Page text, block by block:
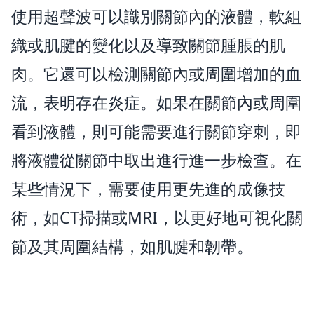
使用超聲波可以識別關節內的液體，軟組
織或肌腱的變化以及導致關節腫脹的肌
肉。它還可以檢測關節內或周圍增加的血
流，表明存在炎症。如果在關節內或周圍
看到液體，則可能需要進行關節穿刺，即
將液體從關節中取出進行進一步檢查。在
某些情況下，需要使用更先進的成像技
術，如CT掃描或MRI，以更好地可視化關
節及其周圍結構，如肌腱和韌帶。